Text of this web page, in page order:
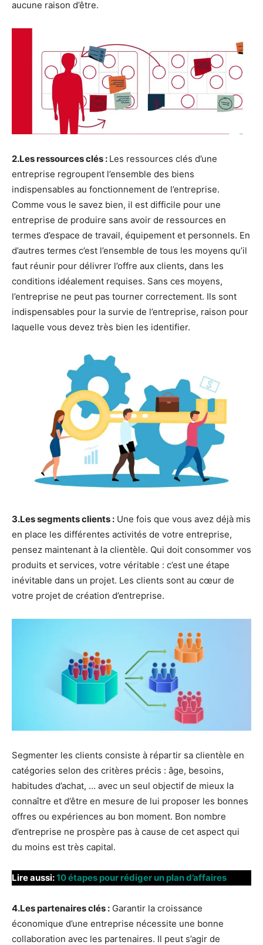
aucune raison d’être.
2.Les ressources clés : Les ressources clés d’une
entreprise regroupent l’ensemble des biens
indispensables au fonctionnement de l’entreprise.
Comme vous le savez bien, il est difficile pour une
entreprise de produire sans avoir de ressources en
termes d’espace de travail, équipement et personnels. En
d’autres termes c’est l’ensemble de tous les moyens qu’il
faut réunir pour délivrer l’offre aux clients, dans les
conditions idéalement requises. Sans ces moyens,
l’entreprise ne peut pas tourner correctement. Ils sont
indispensables pour la survie de l’entreprise, raison pour
laquelle vous devez très bien les identifier.
3.Les segments clients : Une fois que vous avez déjà mis
en place les différentes activités de votre entreprise,
pensez maintenant à la clientèle. Qui doit consommer vos
produits et services, votre véritable : c’est une étape
inévitable dans un projet. Les clients sont au cœur de
votre projet de création d’entreprise.
Segmenter les clients consiste à répartir sa clientèle en
catégories selon des critères précis : âge, besoins,
habitudes d’achat, … avec un seul objectif de mieux la
connaître et d’être en mesure de lui proposer les bonnes
offres ou expériences au bon moment. Bon nombre
d’entreprise ne prospère pas à cause de cet aspect qui
du moins est très capital.
Lire aussi:10 étapes pour rédiger un plan d’affaires
4.Les partenaires clés : Garantir la croissance
économique d’une entreprise nécessite une bonne
collaboration avec les partenaires. Il peut s’agir de